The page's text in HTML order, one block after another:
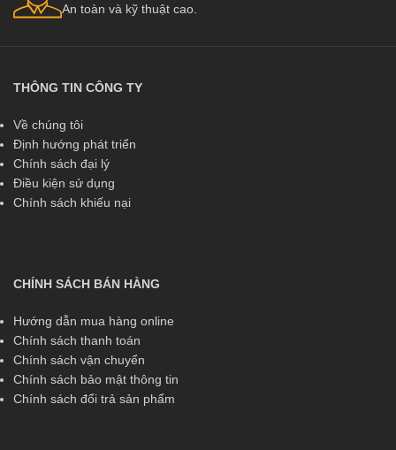
An toàn và kỹ thuật cao.
THÔNG TIN CÔNG TY
Về chúng tôi
Định hướng phát triển
Chính sách đại lý
Điều kiện sử dụng
Chính sách khiếu nại
CHÍNH SÁCH BÁN HÀNG
Hướng dẫn mua hàng online
Chính sách thanh toán
Chính sách vận chuyển
Chính sách bảo mật thông tin
Chính sách đổi trả sản phẩm